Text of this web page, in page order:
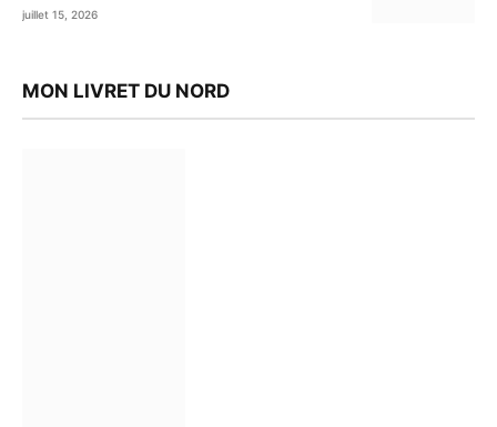
juillet 15, 2026
MON LIVRET DU NORD